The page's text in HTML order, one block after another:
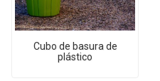
Cubo de basura de
plástico